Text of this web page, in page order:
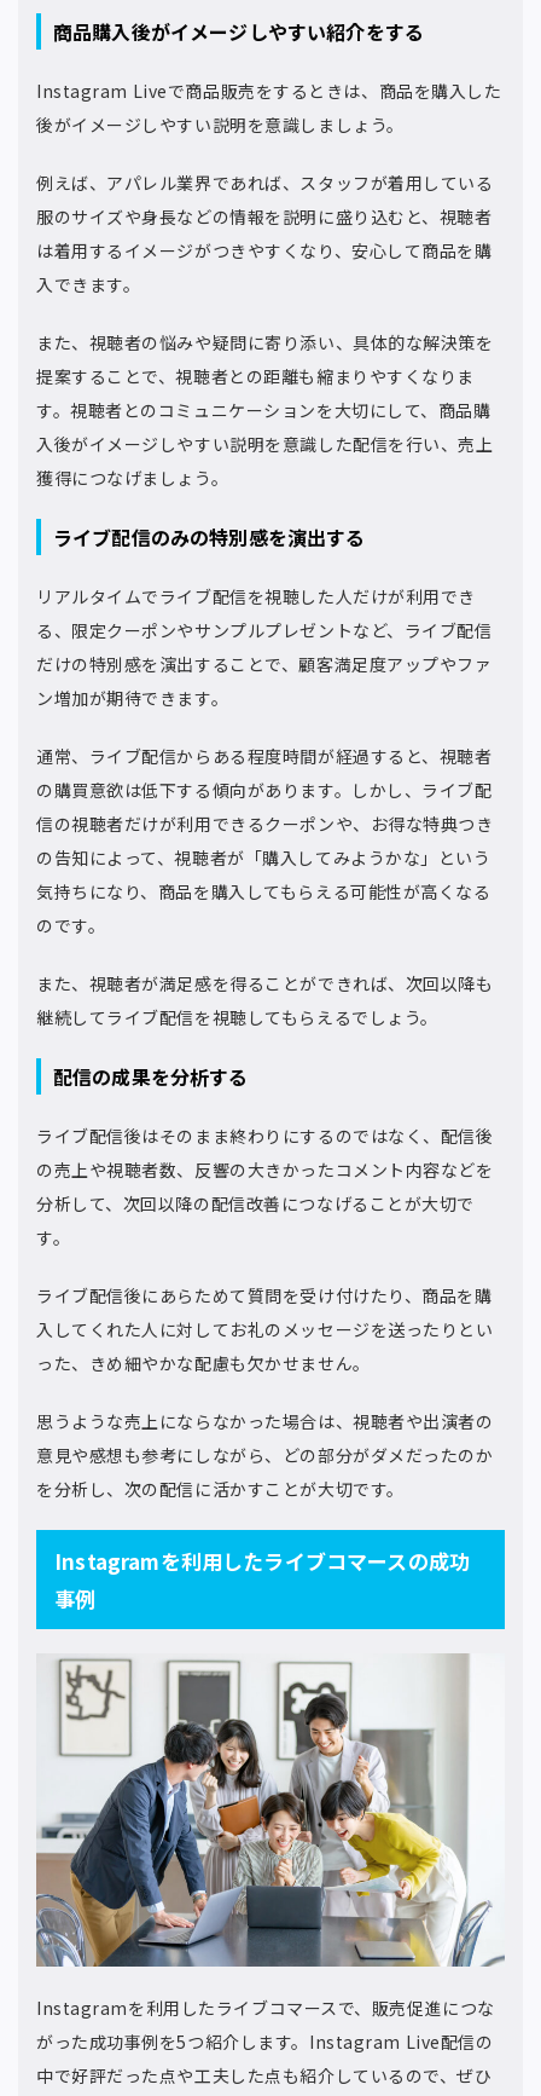
商品購入後がイメージしやすい紹介をする
Instagram Liveで商品販売をするときは、商品を購入した
後がイメージしやすい説明を意識しましょう。
例えば、アパレル業界であれば、スタッフが着用している
服のサイズや身長などの情報を説明に盛り込むと、視聴者
は着用するイメージがつきやすくなり、安心して商品を購
入できます。
また、視聴者の悩みや疑問に寄り添い、具体的な解決策を
提案することで、視聴者との距離も縮まりやすくなりま
す。視聴者とのコミュニケーションを大切にして、商品購
入後がイメージしやすい説明を意識した配信を行い、売上
獲得につなげましょう。
ライブ配信のみの特別感を演出する
リアルタイムでライブ配信を視聴した人だけが利用でき
る、限定クーポンやサンプルプレゼントなど、ライブ配信
だけの特別感を演出することで、顧客満足度アップやファ
ン増加が期待できます。
通常、ライブ配信からある程度時間が経過すると、視聴者
の購買意欲は低下する傾向があります。しかし、ライブ配
信の視聴者だけが利用できるクーポンや、お得な特典つき
の告知によって、視聴者が「購入してみようかな」という
気持ちになり、商品を購入してもらえる可能性が高くなる
のです。
また、視聴者が満足感を得ることができれば、次回以降も
継続してライブ配信を視聴してもらえるでしょう。
配信の成果を分析する
ライブ配信後はそのまま終わりにするのではなく、配信後
の売上や視聴者数、反響の大きかったコメント内容などを
分析して、次回以降の配信改善につなげることが大切で
す。
ライブ配信後にあらためて質問を受け付けたり、商品を購
入してくれた人に対してお礼のメッセージを送ったりとい
った、きめ細やかな配慮も欠かせません。
思うような売上にならなかった場合は、視聴者や出演者の
意見や感想も参考にしながら、どの部分がダメだったのか
を分析し、次の配信に活かすことが大切です。
Instagramを利用したライブコマースの成功
事例
Instagramを利用したライブコマースで、販売促進につな
がった成功事例を5つ紹介します。Instagram Live配信の
中で好評だった点や工夫した点も紹介しているので、ぜひ